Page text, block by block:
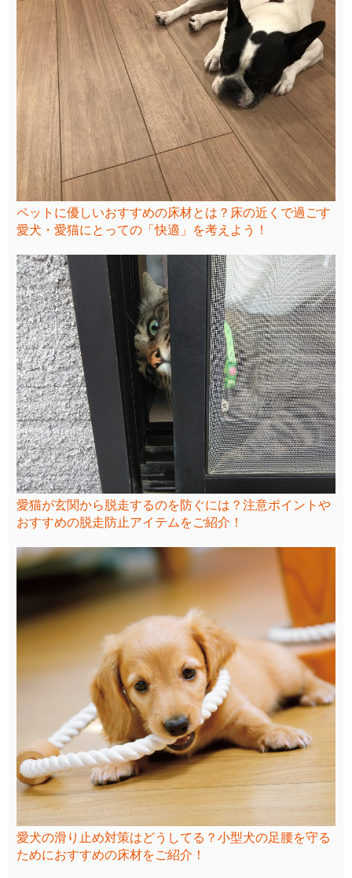
ペットに優しいおすすめの床材とは？床の近くで過ごす
愛犬・愛猫にとっての「快適」を考えよう！
愛猫が玄関から脱走するのを防ぐには？注意ポイントや
おすすめの脱走防止アイテムをご紹介！
愛犬の滑り止め対策はどうしてる？小型犬の足腰を守る
ためにおすすめの床材をご紹介！